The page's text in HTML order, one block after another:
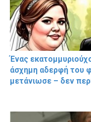
Ένας
άσχημη αδερφή του
μετάνιωσε – δεν